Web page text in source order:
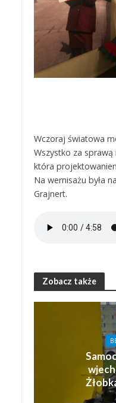
Wczoraj światowa
Wszystko za
która
Na wernisażu była
Grajnert.
Zobacz także